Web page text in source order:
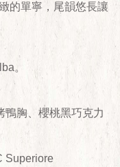
的單寧，尾韻悠長讓
。
鴨胸、櫻桃黑巧克力
Superiore